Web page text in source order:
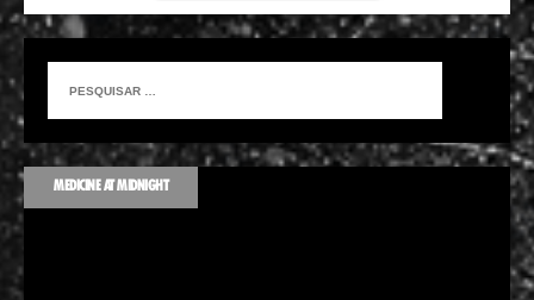
MEDICINE AT MIDNIGHT